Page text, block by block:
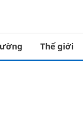
Thế giới